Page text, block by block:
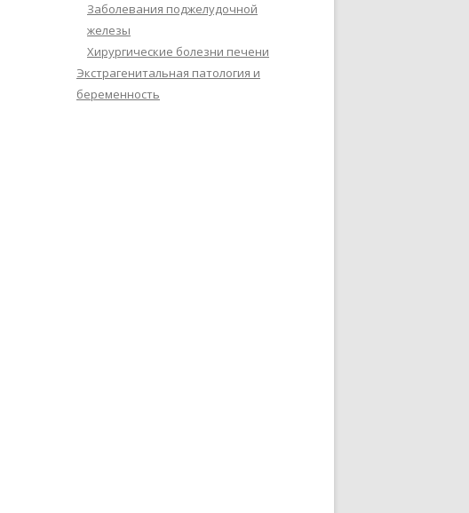
Заболевания поджелудочной
железы
Хирургические болезни печени
Экстрагенитальная патология и
беременность